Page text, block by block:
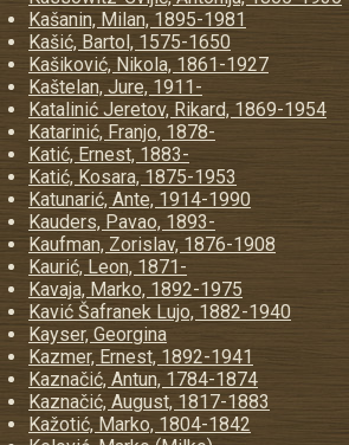
Kašanin, Milan, 1895-1981
Kašić, Bartol, 1575-1650
Kašiković, Nikola, 1861-1927
Kaštelan, Jure, 1911-
Katalinić Jeretov, Rikard, 1869-1954
Katarinić, Franjo, 1878-
Katić, Ernest, 1883-
Katić, Kosara, 1875-1953
Katunarić, Ante, 1914-1990
Kauders, Pavao, 1893-
Kaufman, Zorislav, 1876-1908
Kaurić, Leon, 1871-
Kavaja, Marko, 1892-1975
Kavić Šafranek Lujo, 1882-1940
Kayser, Georgina
Kazmer, Ernest, 1892-1941
Kaznačić, Antun, 1784-1874
Kaznačić, August, 1817-1883
Kažotić, Marko, 1804-1842